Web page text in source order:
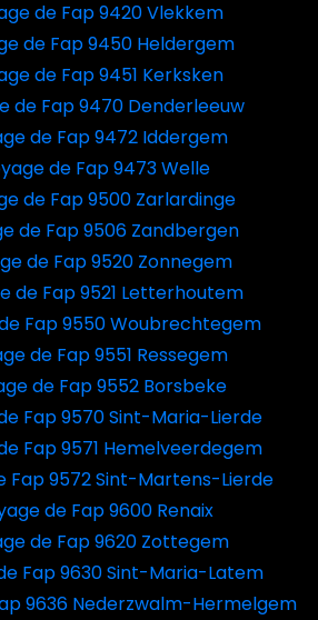
de Fap 9420 Vlekkem
de Fap 9450 Heldergem
de Fap 9451 Kerksken
de Fap 9470 Denderleeuw
de Fap 9472 Iddergem
de Fap 9473 Welle
de Fap 9500 Zarlardinge
de Fap 9506 Zandbergen
de Fap 9520 Zonnegem
de Fap 9521 Letterhoutem
Fap 9550 Woubrechtegem
de Fap 9551 Ressegem
de Fap 9552 Borsbeke
Fap 9570 Sint-Maria-Lierde
Fap 9571 Hemelveerdegem
Fap 9572 Sint-Martens-Lierde
de Fap 9600 Renaix
de Fap 9620 Zottegem
Fap 9630 Sint-Maria-Latem
9636 Nederzwalm-Hermelgem